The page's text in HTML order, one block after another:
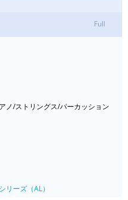
Full
ノ/ストリングス/パーカッション
リーズ（AL）